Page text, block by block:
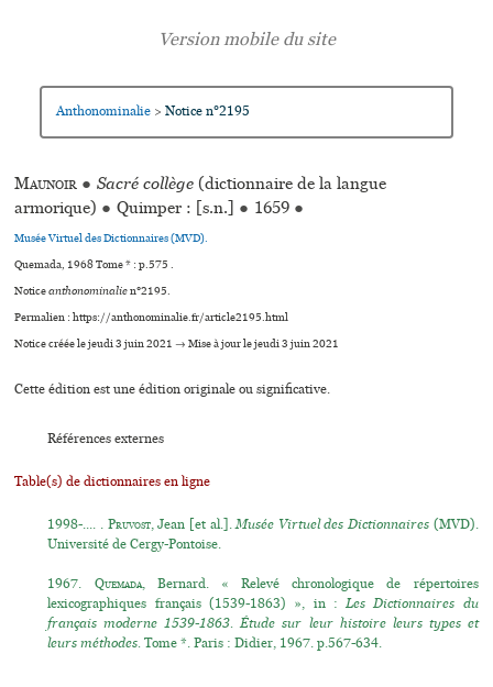
Anthonominalie > Notice n°2195
Maunoir ● Sacré collège (dictionnaire de la langue
armorique) ● Quimper : [s.n.] ● 1659 ●
Musée Virtuel des Dictionnaires (MVD).
Quemada, 1968 Tome * : p.575 .
Noticeanthonominalien°2195.
Permalien : https://anthonominalie.fr/article2195.html
Notice créée le jeudi 3 juin 2021 → Mise à jour le jeudi 3 juin 2021
Cette édition est une édition originale ou significative.
Références externes
Table(s) de dictionnaires en ligne
1998-.... . Pruvost, Jean [et al.].Musée Virtuel des Dictionnaires(MVD).
Université de Cergy-Pontoise.
1967. Quemada, Bernard. « Relevé chronologique de répertoires
lexicographiques français (1539-1863) », in :Les Dictionnaires du
français moderne 1539-1863. Étude sur leur histoire leurs types et
leurs méthodes. Tome *. Paris : Didier, 1967. p.567-634.